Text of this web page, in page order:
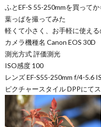
ふとEF-S 55-250mmを買って
葉っぱを撮ってみた
軽くて小さく、お手軽に使え
カメラ機種名 Canon EOS 30D
測光方式 評価測光
ISO感度 100
レンズ EF-S55-250mm f/4-5.6 IS
ピクチャースタイル DPPにて